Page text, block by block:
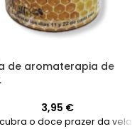
de aromaterapia de
3,95 €
o doce prazer da vela